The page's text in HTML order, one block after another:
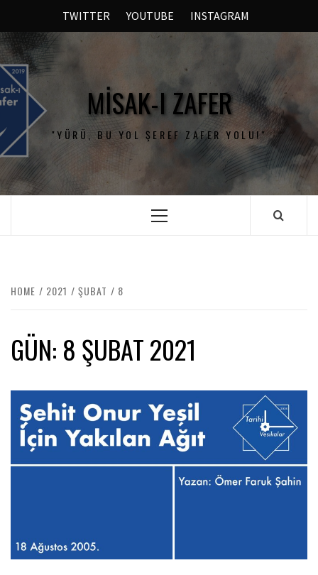
TWITTER YOUTUBE INSTAGRAM
MISAK-I ZAFER
"YÜRÜ, BU YOL ŞEREF ZAFER YOLU!"
HOME 2021 ŞUBAT 8
GÜN: 8 ŞUBAT 2021